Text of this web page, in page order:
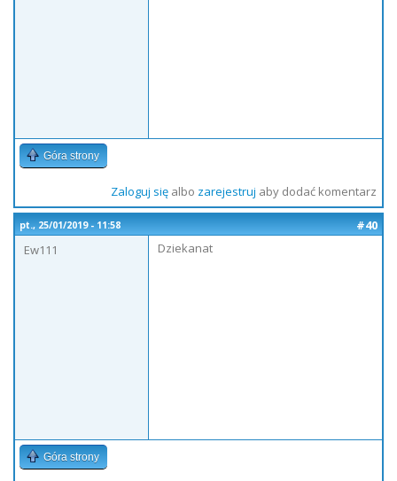
Góra strony
Zaloguj sięalbo zarejestruj aby dodać komentarz
pt., 25/01/2019 - 11:58
#40
Ew111
Dziekanat
Góra strony